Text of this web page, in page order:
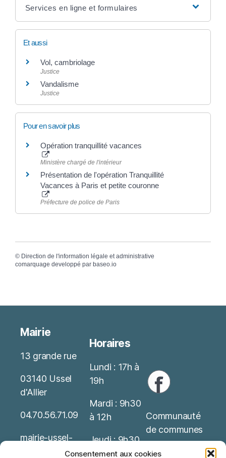
Consentement aux cookies
Services en ligne et formulaires
Et aussi
Vol, cambriolage
Justice
Vandalisme
Justice
Pour en savoir plus
Opération tranquillité vacances
Ministère chargé de l'intérieur
Présentation de l'opération Tranquillité
Vacances à Paris et petite couronne
Préfecture de police de Paris
© Direction de l'information légale et administrative
comarquage developpé par baseo.io
Mairie
13 grande rue
03140 Ussel
d'Allier
04.70.56.71.09
mairie-ussel-
allier(at)wanado
Horaires
Lundi : 17h à
19h
Mardi : 9h30
à 12h
Jeudi : 9h30
à 12h
Communauté
de communes
Service Public